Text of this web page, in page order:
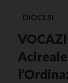
DIOCESI